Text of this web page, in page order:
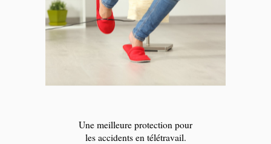
Une meilleure protection pour
les accidents en télétravail.